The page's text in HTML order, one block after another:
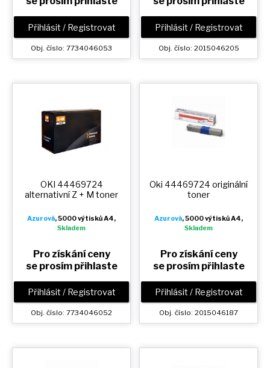
Přihlásit / Registrovat
Obj. číslo: 7734046053
Přihlásit / Registrovat
Obj. číslo: 2015046205
OKI 44469724
alternativníZ + M toner
Azurová, 5000 výtisků A4,
Skladem
Pro získání ceny
se prosím přihlaste
Přihlásit / Registrovat
Obj. číslo: 7734046052
Oki 44469724 originální
toner
Azurová, 5000 výtisků A4,
Skladem
Pro získání ceny
se prosím přihlaste
Přihlásit / Registrovat
Obj. číslo: 2015046187